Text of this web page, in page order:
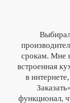
срокам. Мне
встроенная
в
функционал,